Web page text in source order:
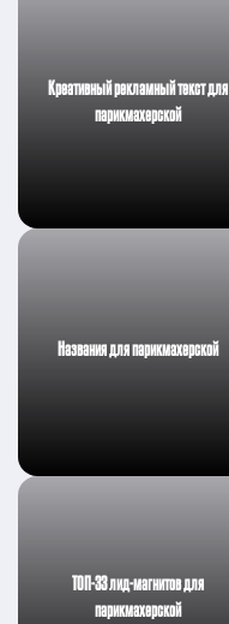
Креативный рекламный текст для
парикмахерской
Названия для парикмахерской
ТОП-33 лид-магнитов для
парикмахерской